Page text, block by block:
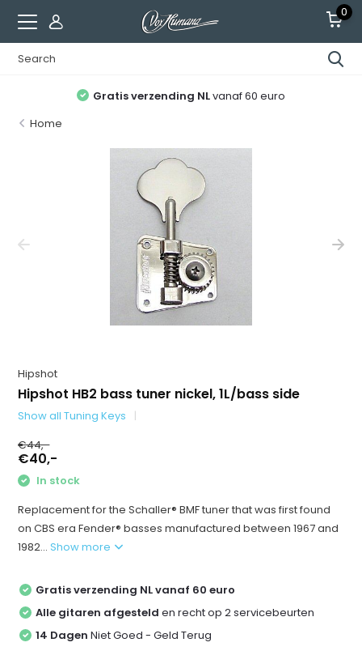
0
Gratis verzending NLvanaf 60 euro
Home
Hipshot
Hipshot HB2 bass tuner nickel, 1L/bass side
Show all Tuning Keys
€44,-
€40,-
In stock
Replacement for the Schaller® BMF tuner that was first found
on CBS era Fender® basses manufactured between 1967 and
1982...Show more
Gratis verzending NL vanaf 60 euro
Alle gitaren afgesteld en recht op 2 servicebeurten
14 Dagen Niet Goed - Geld Terug